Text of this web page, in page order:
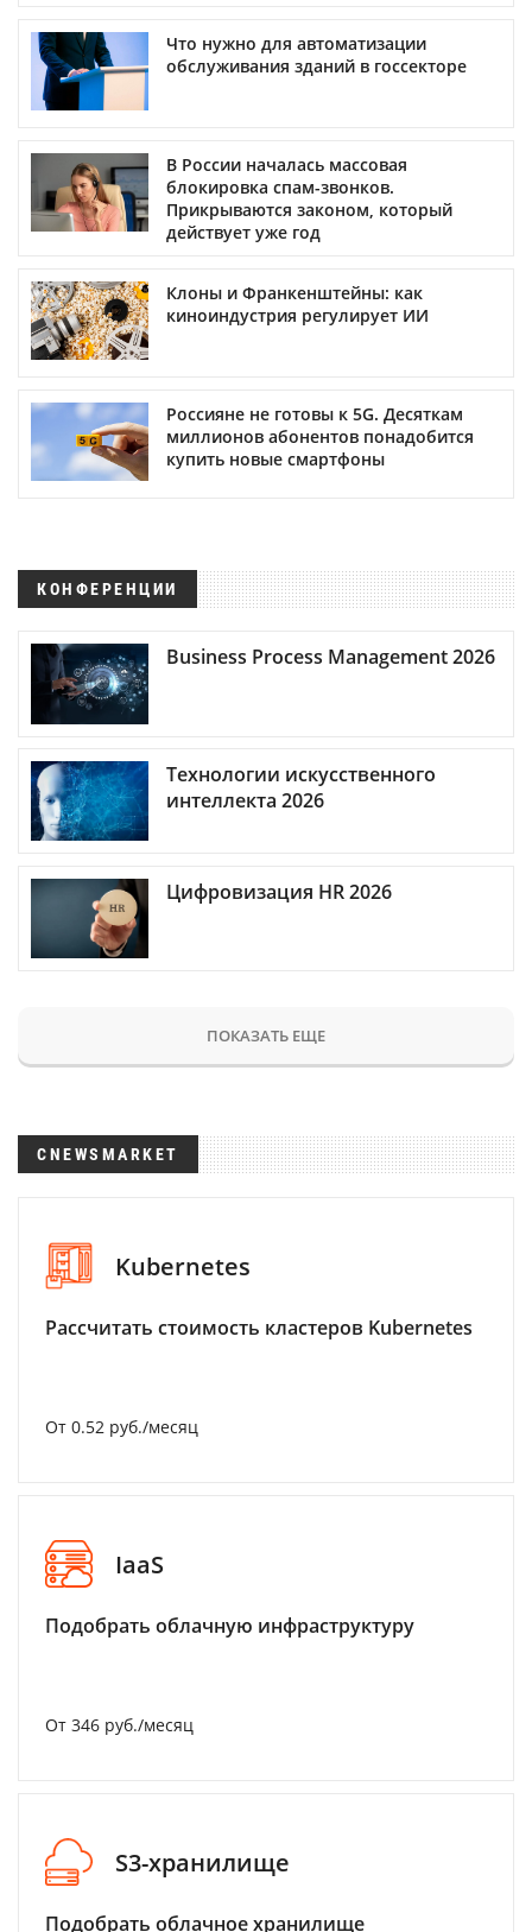
Что нужно для автоматизации
обслуживания зданий в госсекторе
В России началась массовая
блокировка спам-звонков.
Прикрываются законом, который
действует уже год
Клоны и Франкенштейны: как
киноиндустрия регулирует ИИ
Россияне не готовы к 5G. Десяткам
миллионов абонентов понадобится
купить новые смартфоны
КОНФЕРЕНЦИИ
Business Process Management 2026
Технологии искусственного
интеллекта 2026
Цифровизация HR 2026
ПОКАЗАТЬ ЕЩЕ
CNEWSMARKET
Kubernetes
Рассчитать стоимость кластеров Kubernetes
От 0.52 руб./месяц
IaaS
Подобрать облачную инфраструктуру
От 346 руб./месяц
S3-хранилище
Подобрать облачное хранилище